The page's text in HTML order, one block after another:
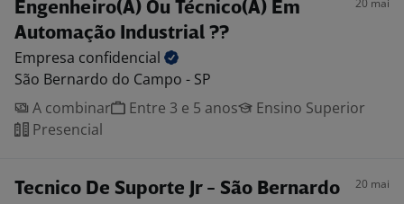
Engenheiro(A) Ou Técnico(A) Em
Automação Industrial ??
20 mai
Empresa confidencial
São Bernardo do Campo - SP
A combinar
Entre 3 e 5 anos
Ensino Superior
Presencial
Tecnico De Suporte Jr - São Bernardo
20 mai